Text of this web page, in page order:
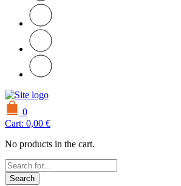
0
Cart: 0,00 €
No products in the cart.
Search